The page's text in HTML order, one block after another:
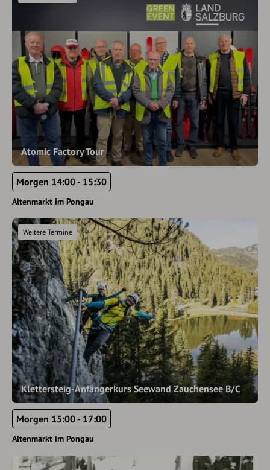
Atomic Factory Tour
Morgen 14:00 - 15:30
Altenmarkt im Pongau
Klettersteig-Anfängerkurs Seewand Zauchensee B/C
Weitere Termine
Morgen 15:00 - 17:00
Altenmarkt im Pongau